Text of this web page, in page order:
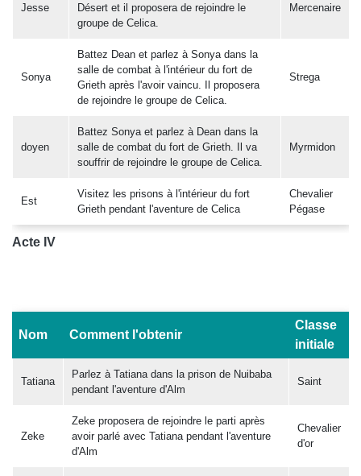
Jesse
Désert et il proposera de rejoindre le
groupe de Celica.
Mercenaire
Sonya
Battez Dean et parlez à Sonya dans la
salle de combat à l'intérieur du fort de
Grieth après l'avoir vaincu. Il proposera
de rejoindre le groupe de Celica.
Strega
doyen
Battez Sonya et parlez à Dean dans la
salle de combat du fort de Grieth. Il va
souffrir de rejoindre le groupe de Celica.
Myrmidon
Est
Visitez les prisons à l'intérieur du fort
Grieth pendant l'aventure de Celica
Chevalier
Pégase
Acte IV
Nom Comment l'obtenir
Classe
initiale
Tatiana
Parlez à Tatiana dans la prison de Nuibaba
pendant l'aventure d'Alm
Saint
Zeke
Zeke proposera de rejoindre le parti après
avoir parlé avec Tatiana pendant l'aventure
d'Alm
Chevalier
d'or